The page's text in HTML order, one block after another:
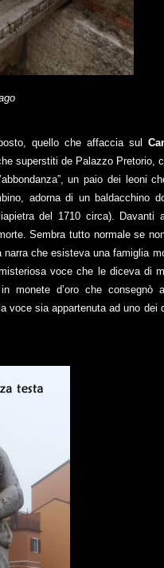
quello che affaccia sul
superstiti de Palazzo Pretorio,
un paio dei leoni
adorna di un baldacchino
del 1710 circa). Davanti
Sembra tutto normale se
che esisteva una famiglia
voce che le diceva di
monete d’oro che consegnò
voce sia appartenuta ad uno dei